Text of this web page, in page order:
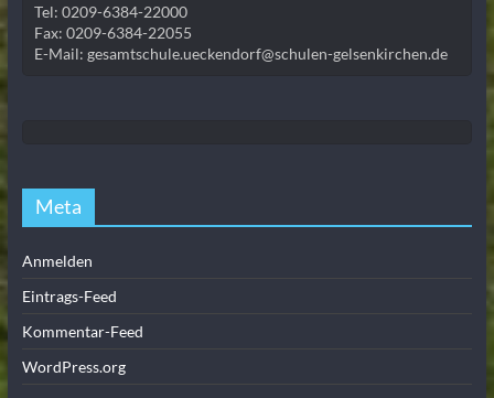
Tel: 0209-6384-22000
Fax: 0209-6384-22055
E-Mail: gesamtschule.ueckendorf@schulen-gelsenkirchen.de
Meta
Anmelden
Eintrags-Feed
Kommentar-Feed
WordPress.org